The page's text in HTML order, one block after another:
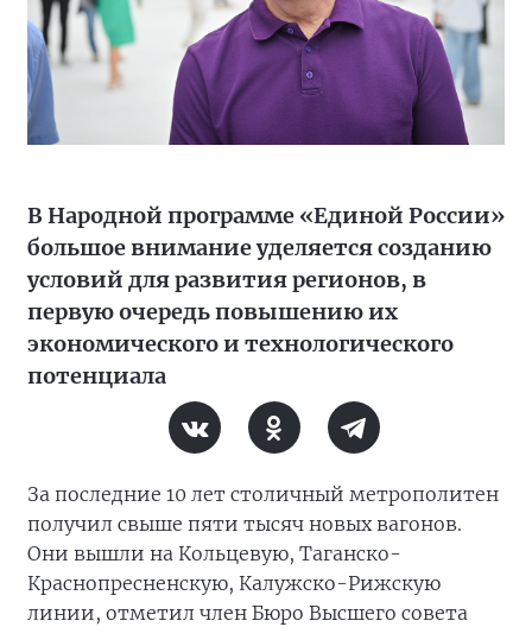
В Народной программе «Единой России»
большое внимание уделяется созданию
условий для развития регионов, в
первую очередь повышению их
экономического и технологического
потенциала
За последние 10 лет столичный метрополитен
получил свыше пяти тысяч новых вагонов.
Они вышли на Кольцевую, Таганско-
Краснопресненскую, Калужско-Рижскую
линии, отметил член Бюро Высшего совета